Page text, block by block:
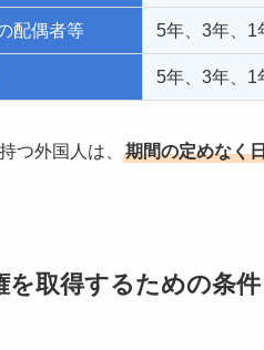
配偶者等 5年、3年、
5年、3年、1
つ外国人は、 期間の定めなく
を取得するための条件